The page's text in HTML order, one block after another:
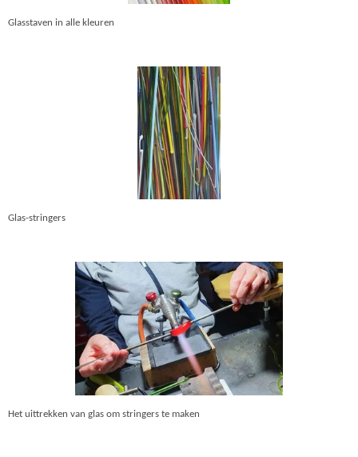
Glasstaven in alle kleuren
Glas-stringers
Het uittrekken van glas om stringers te maken